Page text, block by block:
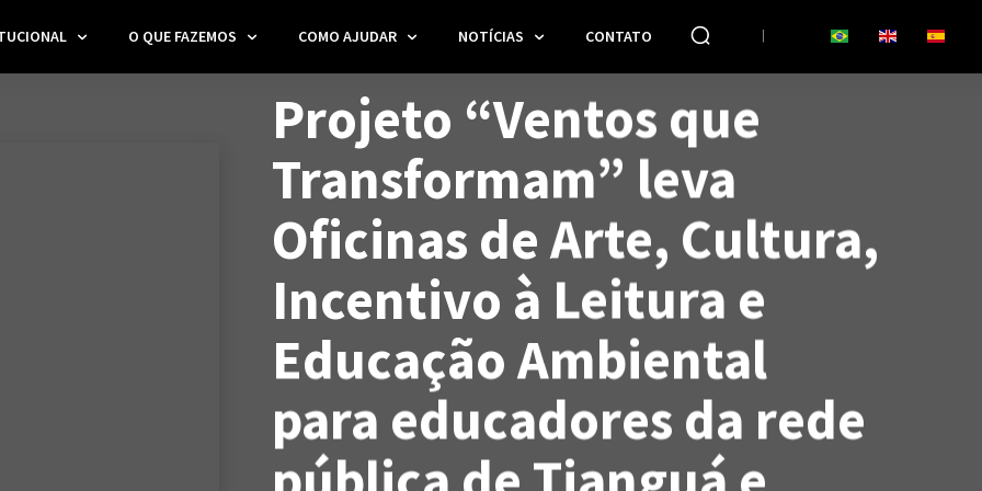
O QUE FAZEMOS COMO AJUDAR NOTÍCIAS CONTATO
Projeto “Ventos que
Transformam” leva
Oficinas de Arte, Cultura,
Incentivo à Leitura e
Educação Ambiental
para educadores da rede